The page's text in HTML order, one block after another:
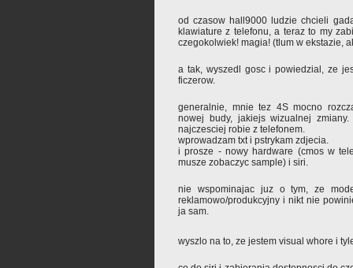
od czasow hall9000 ludzie chcieli
klawiature z telefonu, a teraz to my
czegokolwiek! magia! (tlum w ekstazie,
a tak, wyszedl gosc i powiedzial, ze
ficzerow.
generalnie, mnie tez 4S mocno
nowej budy, jakiejs wizualnej
najczesciej robie z telefonem.
wprowadzam txt i pstrykam zdjecia.
i prosze - nowy hardware (cmos w
musze zobaczyc sample) i siri.
nie wspominajac juz o tym, ze
reklamowo/produkcyjny i nikt nie
ja sam.
wyszlo na to, ze jestem visual whore i